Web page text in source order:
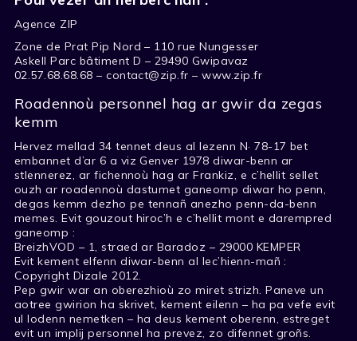
Agence ZIP
Zone de Prat Pip Nord – 110 rue Nungesser
Askell Parc bâtiment D – 29490 Gwipavaz
02.57.68.68.68 – contact@zip.fr – www.zip.fr
Roadennoù personnel hag ar gwir da zegas
kemm
Hervez mellad 34 tennet deus al lezenn N· 78-17 bet
embannet d’ar 6 a viz Genver 1978 diwar-benn ar
stlennerez, ar fichennoù hag ar Frankiz, e c’hellit sellet
ouzh ar roadennoù dastumet ganeomp diwar ho penn,
degas kemm dezho pe tennañ anezho penn-da-benn
memes. Evit gouzout hiroc’h e c’hellit mont e darempred
ganeomp :
BreizhVOD – 1, straed ar Baradoz – 29000 KEMPER
Evit kement elfenn diwar-benn al lec’hienn-mañ :
Copyright Dizale 2012.
Pep gwir war an oberezhioù zo miret strizh. Paneve un
aotree gwirion ha skrivet, kement eilenn – ha pa vefe evit
ul lodenn nemetken – ha deus kement oberenn, estreget
evit un implij personnel ha prevez, zo difennet groñs.